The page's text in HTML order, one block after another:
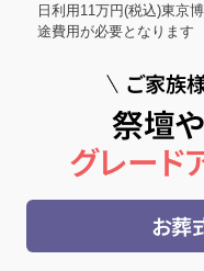
日利用11万円(税込)東京
途費用が必要となります
ご家族
祭壇
グレード
お葬